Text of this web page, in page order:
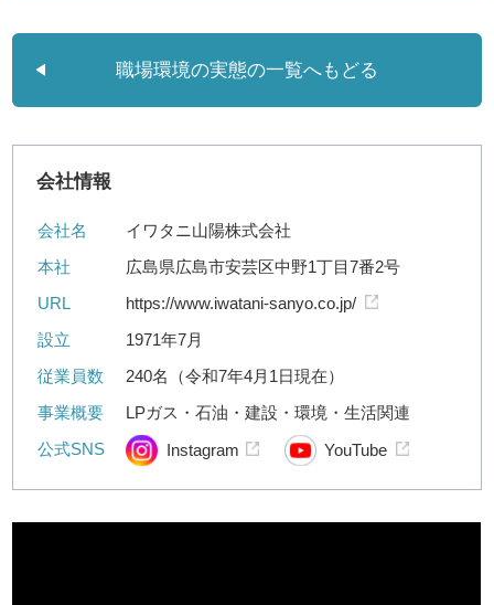
職場環境の実態の一覧へもどる
会社情報
会社名
イワタニ山陽株式会社
本社
広島県広島市安芸区中野1丁目7番2号
URL
https://www.iwatani-sanyo.co.jp/
設立
1971年7月
従業員数
240名（令和7年4月1日現在）
事業概要
LPガス・石油・建設・環境・生活関連
公式SNS
Instagram YouTube